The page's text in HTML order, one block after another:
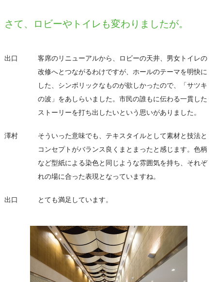
さて、ロビーやトイレも変わりましたが。
出口
客席のリニューアルから、ロビーの天井、男女トイレの
改修へとつながるわけですが、ホールのテーマを明快に
した、シンボリックなものが欲しかったので、「サツキ
の波」をあしらいました。市民の誰もに伝わる一貫した
ストーリーを打ち出したいという思いがありました。
澤村
そういった意味でも、テキスタイルとして素材と技法と
コンセプトがバランス良くまとまったと感じます。色柄
など型紙による染色と同じような雰囲気を持ち、それぞ
れの場に合った表現となっていますね。
出口 とても満足しています。